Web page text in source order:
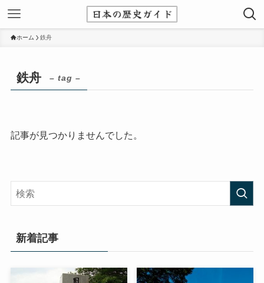
ホーム 鉄舟
鉄舟 – tag –
記事が見つかりませんでした。
新着記事